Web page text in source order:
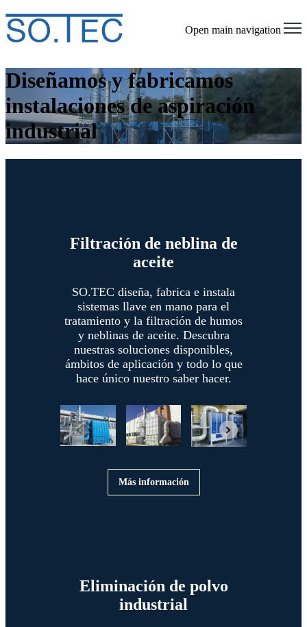
Open main navigation
Diseñamos y fabricamos
instalaciones de aspiración
industrial
Filtración de neblina de
aceite
SO.TEC diseña, fabrica e instala
sistemas llave en mano para el
tratamiento y la filtración de humos
y neblinas de aceite. Descubra
nuestras soluciones disponibles,
ámbitos de aplicación y todo lo que
hace único nuestro saber hacer.
Más información
Eliminación de polvo
industrial